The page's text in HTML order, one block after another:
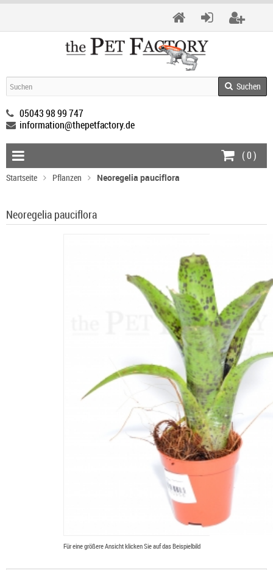
Suchen
05043 98 99 747
information@thepetfactory.de
(0)
Startseite Pflanzen Neoregelia pauciflora
Neoregelia pauciflora
Für eine größere Ansicht klicken Sie auf das Beispielbild